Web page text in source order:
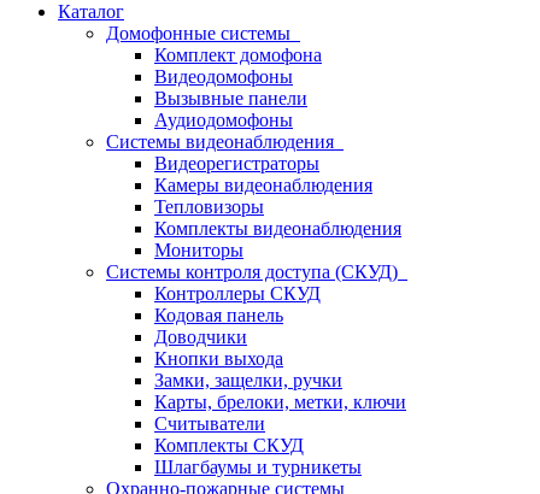
Каталог
Домофонные системы
Комплект домофона
Видеодомофоны
Вызывные панели
Аудиодомофоны
Системы видеонаблюдения
Видеорегистраторы
Камеры видеонаблюдения
Тепловизоры
Комплекты видеонаблюдения
Мониторы
Системы контроля доступа (СКУД)
Контроллеры СКУД
Кодовая панель
Доводчики
Кнопки выхода
Замки, защелки, ручки
Карты, брелоки, метки, ключи
Считыватели
Комплекты СКУД
Шлагбаумы и турникеты
Охранно-пожарные системы